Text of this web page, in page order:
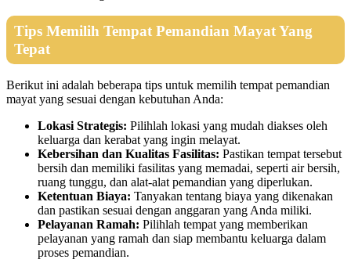
Tips Memilih Tempat Pemandian Mayat Yang
Tepat
Berikut ini adalah beberapa tips untuk memilih tempat pemandian
mayat yang sesuai dengan kebutuhan Anda:
Lokasi Strategis: Pilihlah lokasi yang mudah diakses oleh
keluarga dan kerabat yang ingin melayat.
Kebersihan dan Kualitas Fasilitas: Pastikan tempat tersebut
bersih dan memiliki fasilitas yang memadai, seperti air bersih,
ruang tunggu, dan alat-alat pemandian yang diperlukan.
Ketentuan Biaya: Tanyakan tentang biaya yang dikenakan
dan pastikan sesuai dengan anggaran yang Anda miliki.
Pelayanan Ramah: Pilihlah tempat yang memberikan
pelayanan yang ramah dan siap membantu keluarga dalam
proses pemandian.